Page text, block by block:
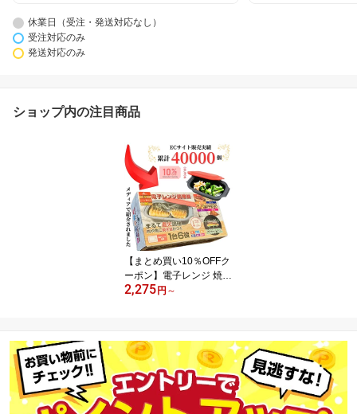
休業日（受注・発送対応なし）
受注対応のみ
発送対応のみ
ショップ内の注目商品
【まとめ買い10％OFFク
ーポン】電子レンジ 焼き
魚 電子レンジ調理器 焼
洗器対応 HDL-5444 電子
レンジ専用調理器 魚 ス
テーキ 煮物 肉じゃが 焼
肉 modere 人気 焼き芋
レンジクック 揚げ物 チ
2,275円 ～